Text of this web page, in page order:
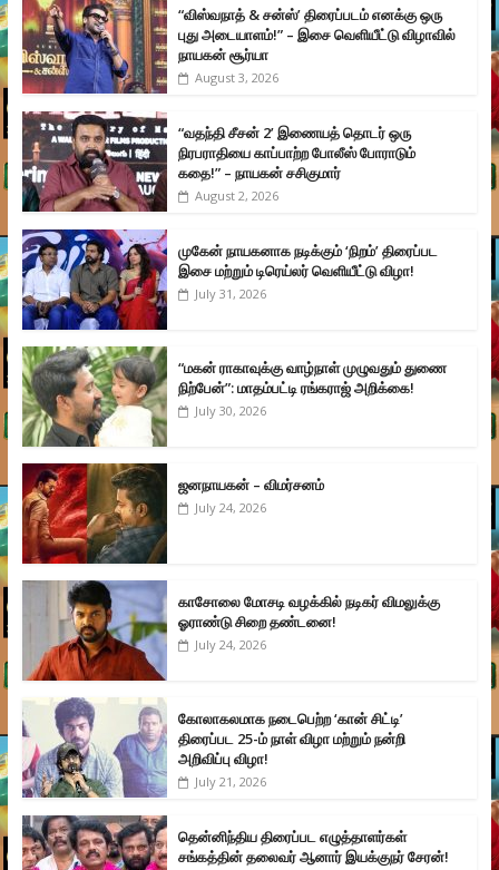
“விஸ்வநாத் & சன்ஸ்’ திரைப்படம் எனக்கு ஒரு
புது அடையாளம்!” – இசை வெளியீட்டு விழாவில்
நாயகன் சூர்யா
August 3, 2026
“வதந்தி சீசன் 2’ இணையத் தொடர் ஒரு
நிரபராதியை காப்பாற்ற போலீஸ் போராடும்
கதை!” – நாயகன் சசிகுமார்
August 2, 2026
முகேன் நாயகனாக நடிக்கும் ‘நிறம்’ திரைப்பட
இசை மற்றும் டிரெய்லர் வெளியீட்டு விழா!
July 31, 2026
“மகன் ராகாவுக்கு வாழ்நாள் முழுவதும் துணை
நிற்பேன்”: மாதம்பட்டி ரங்கராஜ் அறிக்கை!
July 30, 2026
ஜனநாயகன் – விமர்சனம்
July 24, 2026
காசோலை மோசடி வழக்கில் நடிகர் விமலுக்கு
ஓராண்டு சிறை தண்டனை!
July 24, 2026
கோலாகலமாக நடைபெற்ற ‘கான் சிட்டி’
திரைப்பட 25-ம் நாள் விழா மற்றும் நன்றி
அறிவிப்பு விழா!
July 21, 2026
தென்னிந்திய திரைப்பட எழுத்தாளர்கள்
சங்கத்தின் தலைவர் ஆனார் இயக்குநர் சேரன்!